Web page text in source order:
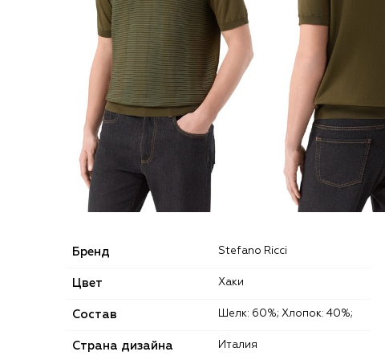
Бренд Stefano Ricci
Цвет Хаки
Состав Шелк: 60%; Хлопок: 40%;
Страна дизайна Италия